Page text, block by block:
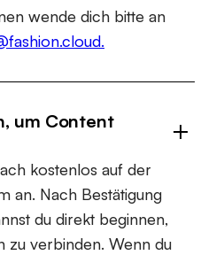
wende dich bitte an
um Content
kostenlos auf der
an. Nach Bestätigung
du direkt beginnen,
zu verbinden. Wenn du